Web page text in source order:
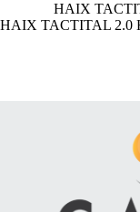
HAIX
HAIX TACTITAL 2.0